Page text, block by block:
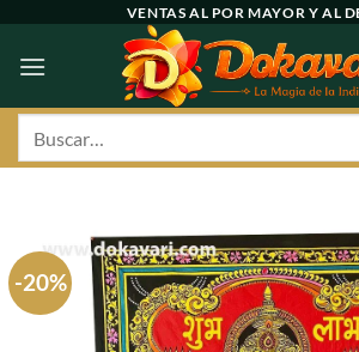
contenido
VENTAS AL POR MAYOR Y AL
-20%